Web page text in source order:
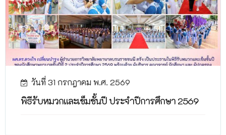
วันที่ 31 กรกฎาคม พ.ศ. 2569
พิธีรับหมวกและเข็มชั้นปี ประจำปีการศึกษา 2569